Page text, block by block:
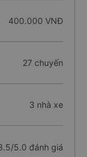
400.000 VNĐ
27 chuyến
3 nhà xe
5.0 đánh giá